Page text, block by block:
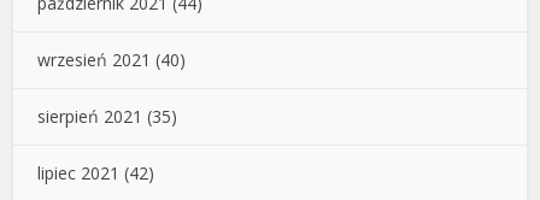
wrzesień 2021 (40)
sierpień 2021 (35)
lipiec 2021 (42)